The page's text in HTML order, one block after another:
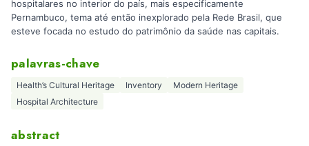
hospitalares no interior do país, mais especificamente
Pernambuco, tema até então inexplorado pela Rede Brasil, que
esteve focada no estudo do patrimônio da saúde nas capitais.
palavras-chave
Health’s Cultural Heritage Inventory
Modern Heritage
Hospital Architecture
abstract